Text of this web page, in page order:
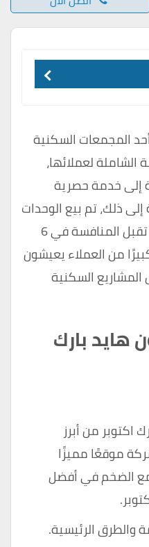
المجمعات السكنية
لعملائها،
إلى خدمة حصرية
ذلك، تم بيع الوحدات
السكنية في أصحر بأسعار لا تقبل المنافسة في 6
من العملاء يعيشون
السكنية
هايد بارك
اكتوبر من أبرز
موقعًا مميزًا
الضخم في أفضل
والطرق الرئيسية.